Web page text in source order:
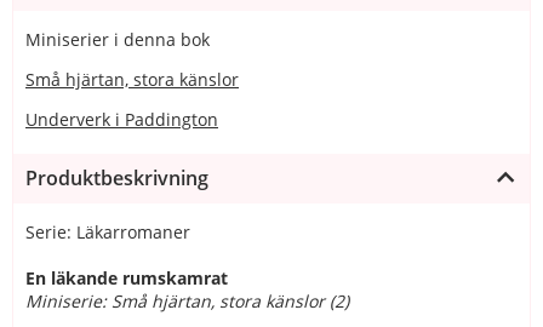
Miniserier i denna bok
Små hjärtan, stora känslor
Underverk i Paddington
Produktbeskrivning
Serie: Läkarromaner
En läkande rumskamrat
Miniserie: Små hjärtan, stora känslor (2)